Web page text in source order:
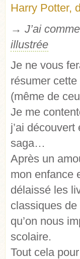
Harry Potter,
→ J’ai
illustrée
Je ne vous
résumer
(même de
Je me
j’ai
saga…
Après un
mon enfance
délaissé les
classiques
qu’on nous
scolaire.
Tout cela